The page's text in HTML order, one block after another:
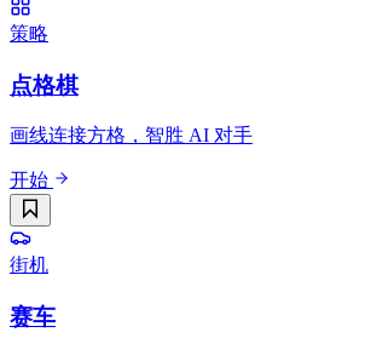
策略
点格棋
画线连接方格，智胜 AI 对手
开始
街机
赛车